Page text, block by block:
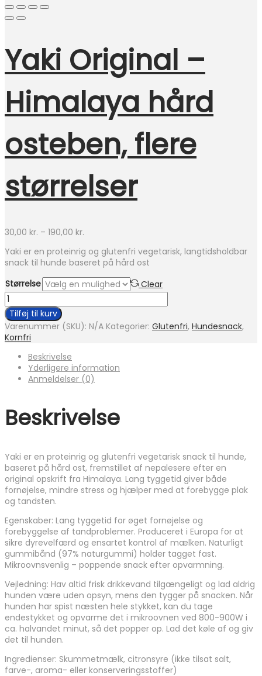
Yaki Original –
Himalaya hård
osteben, flere
størrelser
30,00 kr. – 190,00 kr.
til
190,00 kr.
Yaki er en proteinrig og glutenfri vegetarisk, langtidsholdbar
snack til hunde baseret på hård ost
Størrelse
Clear
Yaki
Original
-
Himalaya
hård
osteben,
flere
størrelser
Tilføj til kurv
Varenummer (SKU): N/A Kategorier: Glutenfri, Hundesnack,
Kornfri
Beskrivelse
Yderligere information
Anmeldelser (0)
Beskrivelse
Yaki er en proteinrig og glutenfri vegetarisk snack til hunde,
baseret på hård ost, fremstillet af nepalesere efter en
original opskrift fra Himalaya. Lang tyggetid giver både
fornøjelse, mindre stress og hjælper med at forebygge plak
og tandsten.
Egenskaber: Lang tyggetid for øget fornøjelse og
forebyggelse af tandproblemer. Produceret i Europa for at
sikre dyrevelfærd og ensartet kontrol af mælken. Naturligt
gummibånd (97% naturgummi) holder tagget fast.
Mikroovnsvenlig – poppende snack efter opvarmning.
Vejledning: Hav altid frisk drikkevand tilgængeligt og lad aldrig
hunden være uden opsyn, mens den tygger på snacken. Når
hunden har spist næsten hele stykket, kan du tage
endestykket og opvarme det i mikroovnen ved 800-900W i
ca. halvandet minut, så det popper op. Lad det køle af og giv
det til hunden.
Ingredienser: Skummetmælk, citronsyre (ikke tilsat salt,
farve-, aroma- eller konserveringsstoffer)